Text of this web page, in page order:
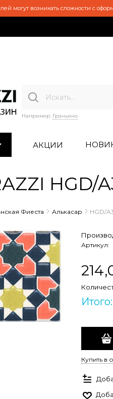
могут возникать сложности с
Например: Граньяно
АКЦИИ
HGD/
Фиеста Алькасар HGD/
Артикул:
Купить в